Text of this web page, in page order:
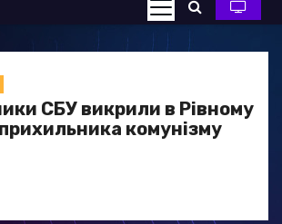
СБУ викрили в Рівному
комунізму